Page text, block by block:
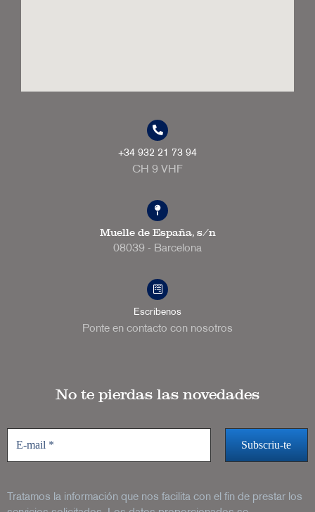
+34 932 21 73 94
CH 9 VHF
Muelle de España, s/n
08039 - Barcelona
Escríbenos
Ponte en contacto con nosotros
No te pierdas las novedades
Tratamos la información que nos facilita con el fin de prestar los